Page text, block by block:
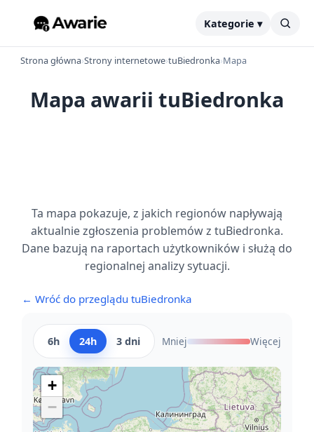
Kategorie ▾
Strona główna›Strony internetowe›tuBiedronka›Mapa
Mapa awarii tuBiedronka
Ta mapa pokazuje, z jakich regionów napływają
aktualnie zgłoszenia problemów z tuBiedronka.
Dane bazują na raportach użytkowników i służą do
regionalnej analizy sytuacji.
← Wróć do przeglądu tuBiedronka
6h 24h 3 dni Mniej Więcej
+
−